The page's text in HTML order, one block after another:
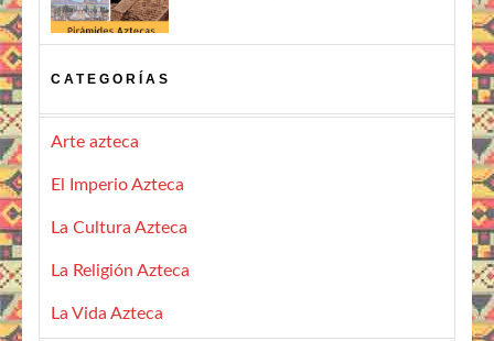
CATEGORÍAS
Arte azteca
El Imperio Azteca
La Cultura Azteca
La Religión Azteca
La Vida Azteca